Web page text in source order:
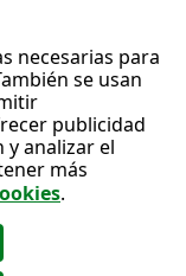
necesarias para
se usan
publicidad
y analizar el
más
.